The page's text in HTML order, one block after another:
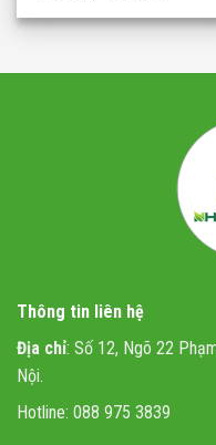
Thông tin liên hệ
Địa chỉ: Số 12, Ngõ 22
Nội.
Hotline: 088 975 3839